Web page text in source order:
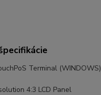
Terminal (WINDOWS)
4:3 LCD Panel